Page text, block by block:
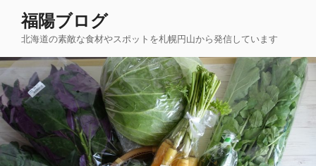
ン
へ
ス
キ
ッ
プ
福陽ブログ
北海道の素敵な食材やスポットを札幌円山から発信しています